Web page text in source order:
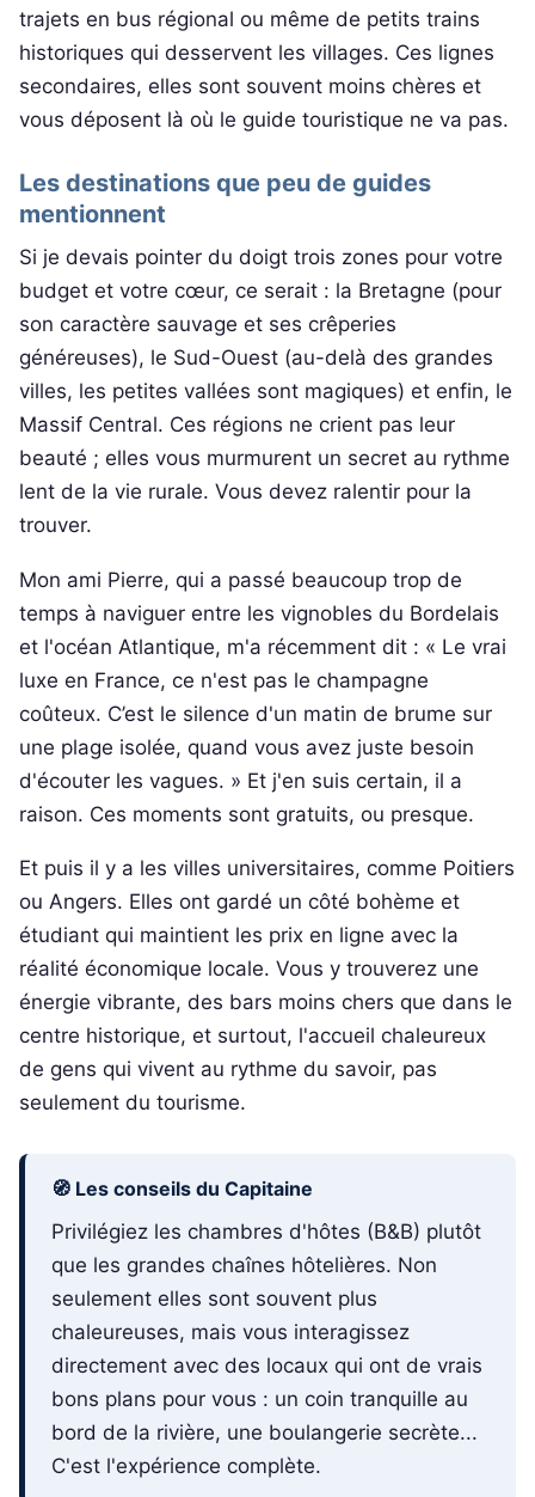
trajets en bus régional ou même de petits trains
historiques qui desservent les villages. Ces lignes
secondaires, elles sont souvent moins chères et
vous déposent là où le guide touristique ne va pas.
Les destinations que peu de guides
mentionnent
Si je devais pointer du doigt trois zones pour votre
budget et votre cœur, ce serait : la Bretagne (pour
son caractère sauvage et ses crêperies
généreuses), le Sud-Ouest (au-delà des grandes
villes, les petites vallées sont magiques) et enfin, le
Massif Central. Ces régions ne crient pas leur
beauté ; elles vous murmurent un secret au rythme
lent de la vie rurale. Vous devez ralentir pour la
trouver.
Mon ami Pierre, qui a passé beaucoup trop de
temps à naviguer entre les vignobles du Bordelais
et l'océan Atlantique, m'a récemment dit : « Le vrai
luxe en France, ce n'est pas le champagne
coûteux. C’est le silence d'un matin de brume sur
une plage isolée, quand vous avez juste besoin
d'écouter les vagues. » Et j'en suis certain, il a
raison. Ces moments sont gratuits, ou presque.
Et puis il y a les villes universitaires, comme Poitiers
ou Angers. Elles ont gardé un côté bohème et
étudiant qui maintient les prix en ligne avec la
réalité économique locale. Vous y trouverez une
énergie vibrante, des bars moins chers que dans le
centre historique, et surtout, l'accueil chaleureux
de gens qui vivent au rythme du savoir, pas
seulement du tourisme.
🧭 Les conseils du Capitaine
Privilégiez les chambres d'hôtes (B&B) plutôt
que les grandes chaînes hôtelières. Non
seulement elles sont souvent plus
chaleureuses, mais vous interagissez
directement avec des locaux qui ont de vrais
bons plans pour vous : un coin tranquille au
bord de la rivière, une boulangerie secrète...
C'est l'expérience complète.